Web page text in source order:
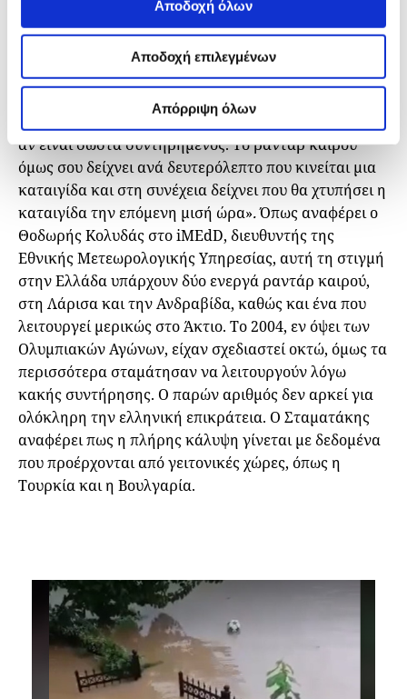
Αποδοχή όλων
Αποδοχή επιλεγμένων
Απόρριψη όλων
για ολόκληρη την ελληνική επικράτεια.
Στο κομμάτι της ενημέρωσης, ο μετεωρολόγος
επιτείνει την προσοχή στα ραντάρ καιρού. «Ο
μετεωρολογικός σταθμός σού δίνει στοιχεία ανά
λεπτό, ανά δίλεπτο, ανάλογα πόσα θα καταγράψει και
αν είναι σωστά συντηρημένος. Το ραντάρ καιρού
όμως σου δείχνει ανά δευτερόλεπτο που κινείται μια
καταιγίδα και στη συνέχεια δείχνει που θα χτυπήσει η
καταιγίδα την επόμενη μισή ώρα».Όπως αναφέρει ο
Θοδωρής Κολυδάς στο iMEdD, διευθυντής της
Εθνικής Μετεωρολογικής Υπηρεσίας, αυτή τη στιγμή
στην Ελλάδα υπάρχουν δύο ενεργά ραντάρ καιρού,
στη Λάρισα και την Ανδραβίδα, καθώς και ένα που
λειτουργεί μερικώς στο Άκτιο. Το 2004, εν όψει των
Ολυμπιακών Αγώνων, είχαν σχεδιαστεί οκτώ, όμως τα
περισσότερα σταμάτησαν να λειτουργούν λόγω
κακής συντήρησης. Ο παρών αριθμός δεν αρκεί για
ολόκληρη την ελληνική επικράτεια. Ο Σταματάκης
αναφέρει πως η πλήρης κάλυψη γίνεται με δεδομένα
που προέρχονται από γειτονικές χώρες, όπως η
Τουρκία και η Βουλγαρία.